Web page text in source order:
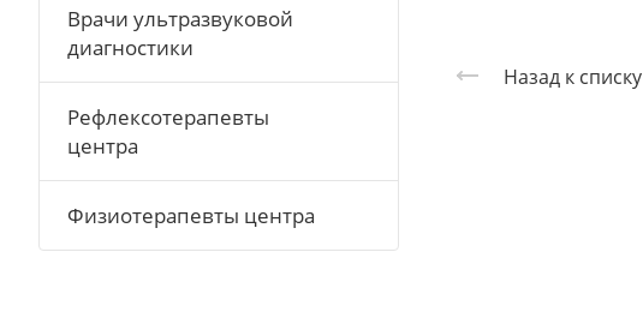
Назад к списку
Врачи ультразвуковой
диагностики
Рефлексотерапевты
центра
Физиотерапевты центра